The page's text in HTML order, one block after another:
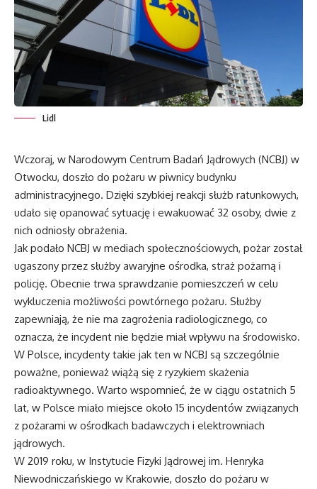
Lidl
Wczoraj, w Narodowym Centrum Badań Jądrowych (NCBJ) w
Otwocku, doszło do pożaru w piwnicy budynku
administracyjnego. Dzięki szybkiej reakcji służb ratunkowych,
udało się opanować sytuację i ewakuować 32 osoby, dwie z
nich odniosły obrażenia.
Jak podało NCBJ w mediach społecznościowych, pożar został
ugaszony przez służby awaryjne ośrodka, straż pożarną i
policję. Obecnie trwa sprawdzanie pomieszczeń w celu
wykluczenia możliwości powtórnego pożaru. Służby
zapewniają, że nie ma zagrożenia radiologicznego, co
oznacza, że incydent nie będzie miał wpływu na środowisko.
W Polsce, incydenty takie jak ten w NCBJ są szczególnie
poważne, ponieważ wiążą się z ryzykiem skażenia
radioaktywnego. Warto wspomnieć, że w ciągu ostatnich 5
lat, w Polsce miało miejsce około 15 incydentów związanych
z pożarami w ośrodkach badawczych i elektrowniach
jądrowych.
W 2019 roku, w Instytucie Fizyki Jądrowej im. Henryka
Niewodniczańskiego w Krakowie, doszło do pożaru w